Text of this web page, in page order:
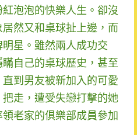
泡泡的快樂人生。卻沒
然又和桌球扯上邊，而
星。雖然兩人成功交
自己的桌球歷史，甚至
到男友被新加入的可愛
走，遭受失戀打擊的她
老家的俱樂部成員參加